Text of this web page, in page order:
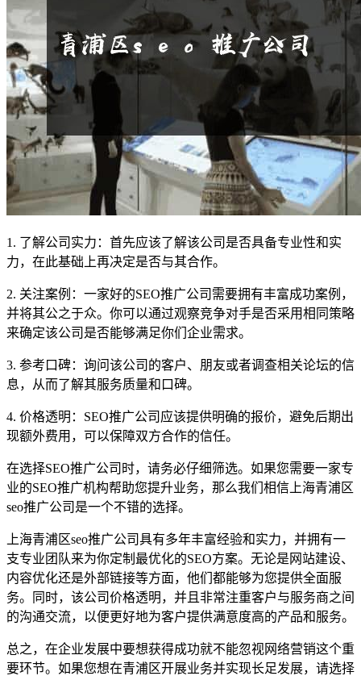
1. 了解公司实力：首先应该了解该公司是否具备专业性和实
力，在此基础上再决定是否与其合作。
2. 关注案例：一家好的SEO推广公司需要拥有丰富成功案例，
并将其公之于众。你可以通过观察竞争对手是否采用相同策略
来确定该公司是否能够满足你们企业需求。
3. 参考口碑：询问该公司的客户、朋友或者调查相关论坛的信
息，从而了解其服务质量和口碑。
4. 价格透明：SEO推广公司应该提供明确的报价，避免后期出
现额外费用，可以保障双方合作的信任。
在选择SEO推广公司时，请务必仔细筛选。如果您需要一家专
业的SEO推广机构帮助您提升业务，那么我们相信上海青浦区
seo推广公司是一个不错的选择。
上海青浦区seo推广公司具有多年丰富经验和实力，并拥有一
支专业团队来为你定制最优化的SEO方案。无论是网站建设、
内容优化还是外部链接等方面，他们都能够为您提供全面服
务。同时，该公司价格透明，并且非常注重客户与服务商之间
的沟通交流，以便更好地为客户提供满意度高的产品和服务。
总之，在企业发展中要想获得成功就不能忽视网络营销这个重
要环节。如果您想在青浦区开展业务并实现长足发展，请选择